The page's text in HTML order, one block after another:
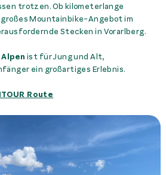
trotzen. Ob kilometerlange
Mountainbike-Angebot im
Stecken in Vorarlberg.
ist für Jung und Alt,
ein großartiges Erlebnis.
Route